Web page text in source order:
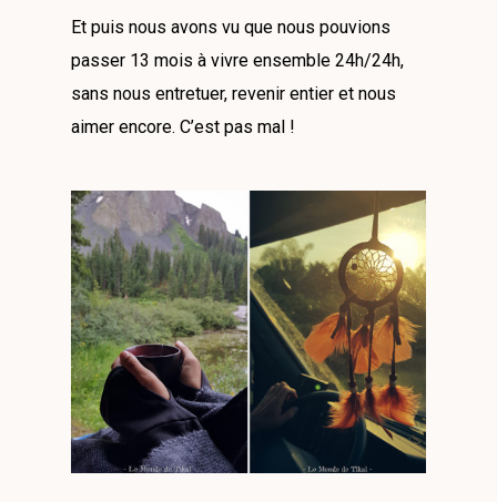
Et puis nous avons vu que nous pouvions
passer 13 mois à vivre ensemble 24h/24h,
sans nous entretuer, revenir entier et nous
aimer encore. C’est pas mal !